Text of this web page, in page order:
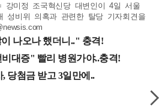
강미정 조국혁신당 대변인이 4일 서울
성비위 의혹과 관련한 탈당 기자회견을